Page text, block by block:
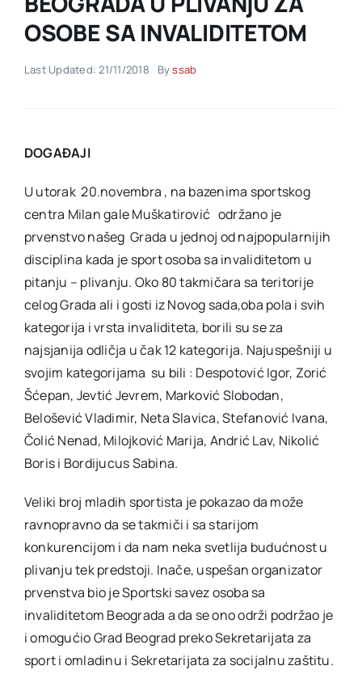
Akti SSAB
OSOBE SA INVALIDITETOM
Last Updated: 21/11/2018 Byssab
DOGAĐAJI
U utorak 20.novembra , na bazenima sportskog
centra Milan gale Muškatirović održano je
prvenstvo našeg Grada u jednoj od najpopularnijih
disciplina kada je sport osoba sa invaliditetom u
pitanju – plivanju. Oko 80 takmičara sa teritorije
celog Grada ali i gosti iz Novog sada,oba pola i svih
kategorija i vrsta invaliditeta, borili su se za
najsjanija odličja u čak 12 kategorija. Najuspešniji u
svojim kategorijama su bili : Despotović Igor, Zorić
Šćepan, Jevtić Jevrem, Marković Slobodan,
Belošević Vladimir, Neta Slavica, Stefanović Ivana,
Čolić Nenad, Milojković Marija, Andrić Lav, Nikolić
Boris i Bordijucus Sabina.
Veliki broj mladih sportista je pokazao da može
ravnopravno da se takmiči i sa starijom
konkurencijom i da nam neka svetlija budućnost u
plivanju tek predstoji. Inače, uspešan organizator
prvenstva bio je Sportski savez osoba sa
invaliditetom Beograda a da se ono održi podržao je
i omogućio Grad Beograd preko Sekretarijata za
sport i omladinu i Sekretarijata za socijalnu zaštitu.